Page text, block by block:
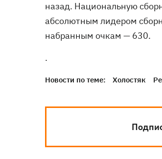
назад. Национальную
абсолютным лидером
набранным очкам — 630.
.
Новости по теме: Холостяк